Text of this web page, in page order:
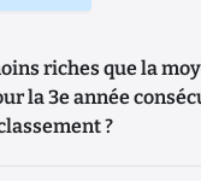
riches que la
la 3e année
?